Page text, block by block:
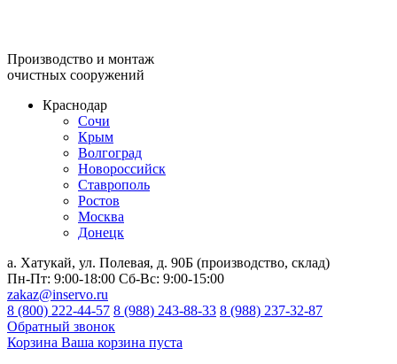
Производство и монтаж
очистных сооружений
Краснодар
Сочи
Крым
Волгоград
Новороссийск
Ставрополь
Ростов
Москва
Донецк
а. Хатукай, ул. Полевая, д. 90Б (производство, склад)
Пн-Пт: 9:00-18:00 Сб-Вс: 9:00-15:00
zakaz@inservo.ru
8 (800) 222-44-57 8 (988) 243-88-33 8 (988) 237-32-87
Обратный звонок
Корзина Ваша корзина пуста